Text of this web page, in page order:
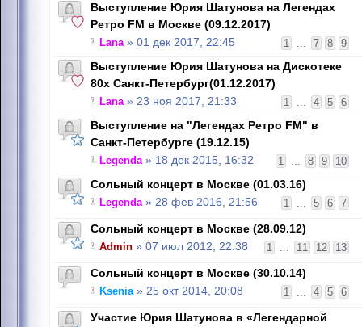
Выступление Юрия Шатунова на Легендах
Ретро FM в Москве (09.12.2017)
1 ... 7 8 9
Lana» 01 дек 2017, 22:45
Выступление Юрия Шатунова на Дискотеке
80х Санкт-Петербург(01.12.2017)
1 ... 4 5 6
Lana» 23 ноя 2017, 21:33
Выступление на "Легендах Ретро FM" в
Санкт-Петербурге (19.12.15)
1 ... 8 9 10
Legenda» 18 дек 2015, 16:32
Сольный концерт в Москве (01.03.16)
1 ... 5 6 7
Legenda» 28 фев 2016, 21:56
Сольный концерт в Москве (28.09.12)
1 ... 11 12 13
Admin » 07 июл 2012, 22:38
Сольный концерт в Москве (30.10.14)
1 ... 4 5 6
Ksenia» 25 окт 2014, 20:08
Участие Юрия Шатунова в «Легендарной